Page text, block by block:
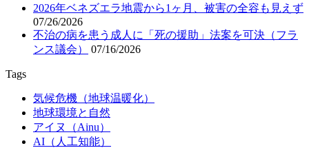
2026年ベネズエラ地震から1ヶ月、被害の全容も見えず
07/26/2026
不治の病を患う成人に「死の援助」法案を可決（フラ
ンス議会）
07/16/2026
Tags
気候危機（地球温暖化）
地球環境と自然
アイヌ（Ainu）
AI（人工知能）